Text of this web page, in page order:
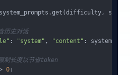
历史对话
: "system" , "content" :
制长度以节省token
0 :